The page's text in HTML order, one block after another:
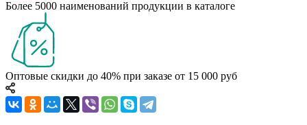
Более 5000 наименований продукции в каталоге
Оптовые скидки до 40% при заказе от 15 000 руб